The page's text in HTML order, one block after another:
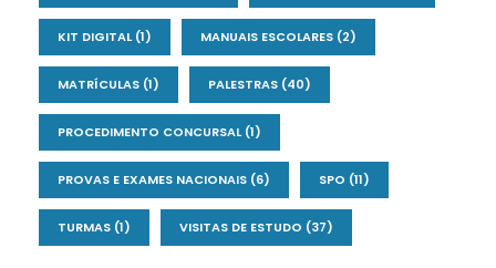
KIT DIGITAL(1) MANUAIS ESCOLARES (2)
MATRÍCULAS (1) PALESTRAS (40)
PROCEDIMENTO CONCURSAL(1)
PROVAS E EXAMES NACIONAIS (6) SPO (11)
TURMAS (1) VISITAS DE ESTUDO (37)